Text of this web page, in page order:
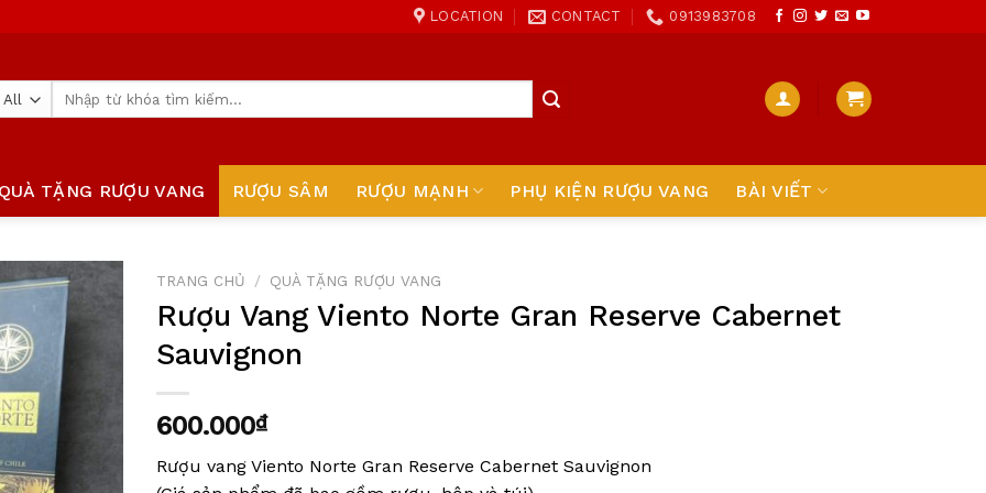
LOCATION CONTACT 0913983708
QUÀ TẶNG RƯỢU VANG RƯỢU SÂM RƯỢU MẠNH PHỤ KIỆN RƯỢU VANG BÀI VIẾT
Add to
wishlist
TRANG CHỦ / QUÀ TẶNG RƯỢU VANG
Rượu Vang Viento Norte Gran Reserve Cabernet
Sauvignon
600.000₫
Rượu vang Viento Norte Gran Reserve Cabernet Sauvignon